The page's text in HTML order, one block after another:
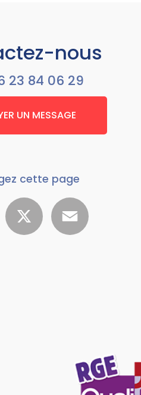
nous
23 84 06 29
UN MESSAGE
cette page
Facebook